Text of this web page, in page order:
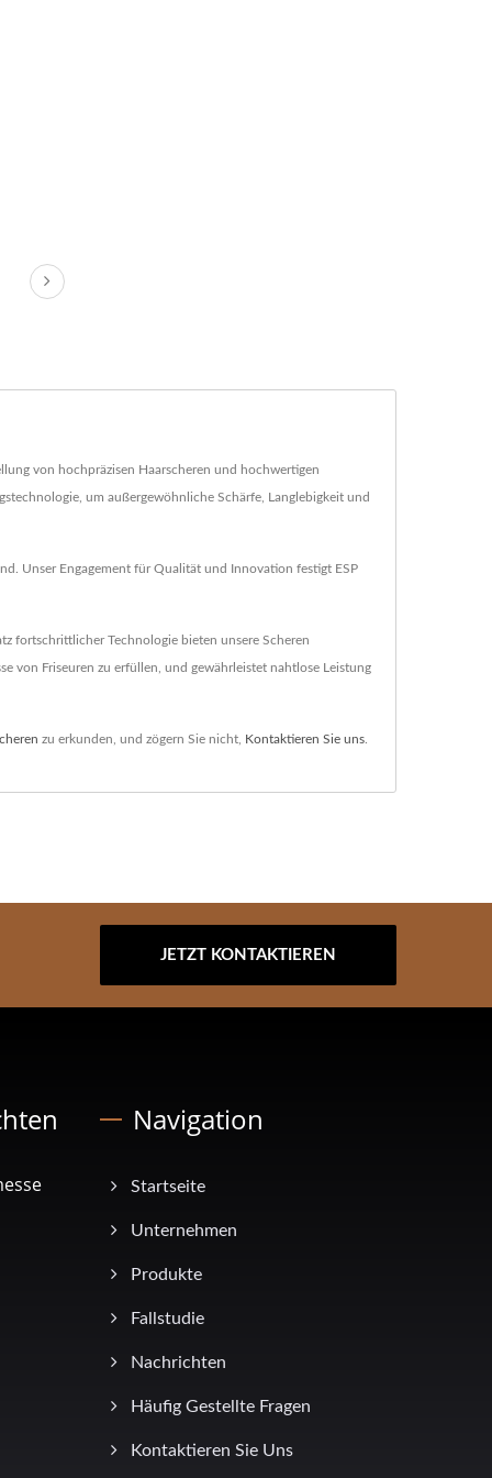
von hochpräzisen Haarscheren und hochwertigen
um außergewöhnliche Schärfe, Langlebigkeit und
Unser Engagement für Qualität und Innovation festigt ESP
fortschrittlicher Technologie bieten unsere Scheren
von Friseuren zu erfüllen, und gewährleistet nahtlose Leistung
zu erkunden, und zögern Sie nicht, Kontaktieren Sie uns
JETZT KONTAKTIEREN
Navigation
Startseite
Unternehmen
Produkte
Fallstudie
Nachrichten
Häufig Gestellte Fragen
Kontaktieren Sie Uns